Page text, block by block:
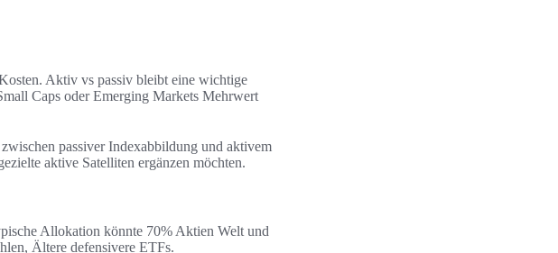
Aktiv vs passiv bleibt eine wichtige
Caps oder Emerging Markets Mehrwert
passiver Indexabbildung und aktivem
aktive Satelliten ergänzen möchten.
Allokation könnte 70% Aktien Welt und
Ältere defensivere ETFs.